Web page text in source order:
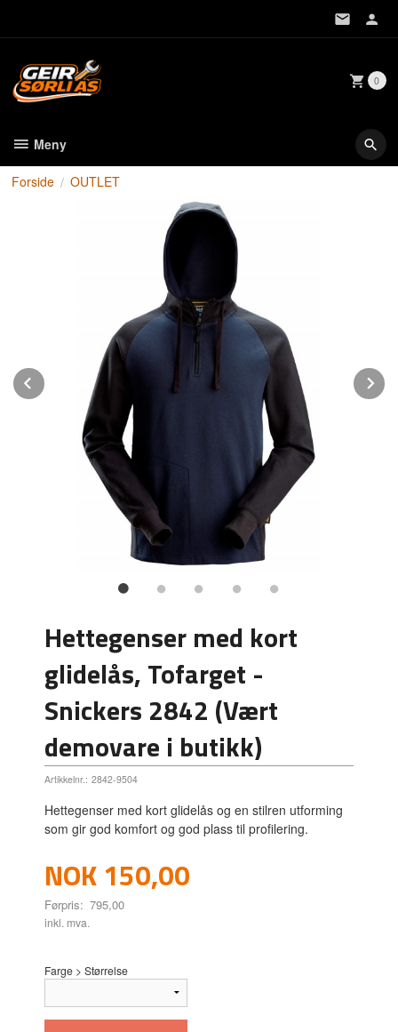
0
Meny
Forside OUTLET
Prev
Hettegenser med kort
glidelås, Tofarget -
Snickers 2842 (Vært
demovare i butikk)
Artikkelnr.: 2842-9504
Hettegenser med kort glidelås og en stilren utforming
som gir god komfort og god plass til profilering.
Tilbud
NOK150,00
Førpris: 795,00
Rabatt
inkl. mva.
Farge > Størrelse